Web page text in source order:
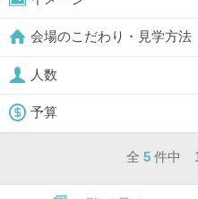
会場のこだわり・見学方法
人数
予算
全 5 件中